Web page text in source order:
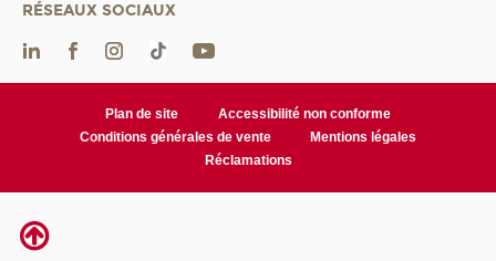
RÉSEAUX SOCIAUX
Plan de site
Accessibilité non conforme
Conditions générales de vente
Mentions légales
Réclamations